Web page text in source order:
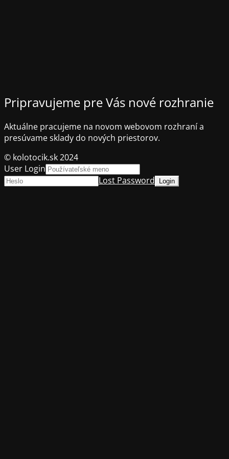
Pripravujeme pre Vás nové rozhranie
Aktuálne pracujeme na novom webovom rozhraní a
presúvame sklady do nových priestorov.
© kolotocik.sk 2024
User Login
Lost Password